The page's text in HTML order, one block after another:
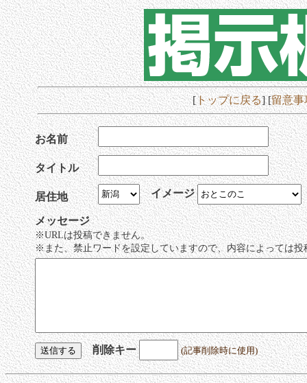
[トップに戻る] [留意事
お名前
タイトル
居住地 イメージ
メッセージ
※URLは投稿できません。
※また、禁止ワードを設定していますので、内容によっては
削除キー (記事削除時に使用)